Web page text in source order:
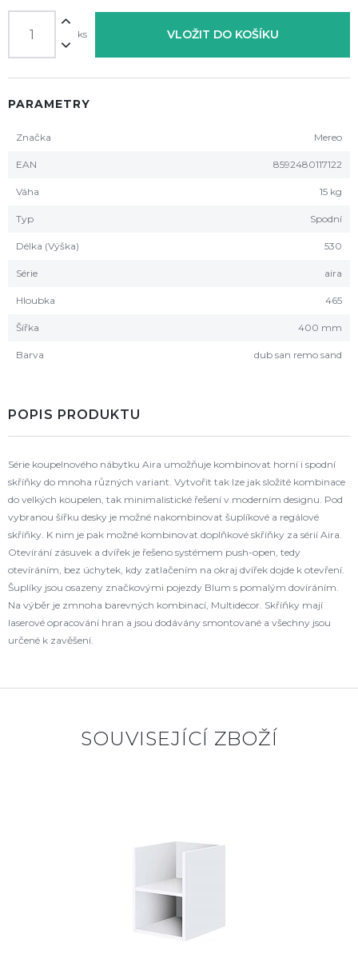
ks VLOŽIT DO KOŠÍKU
PARAMETRY
Značka Mereo
EAN 8592480117122
Váha 15 kg
Typ Spodní
Délka (Výška) 530
Série aira
Hloubka 465
Šířka 400 mm
Barva dub san remo sand
POPIS PRODUKTU
Série koupelnového nábytku Aira umožňuje kombinovat horní i spodní
skříňky do mnoha různých variant. Vytvořit tak lze jak složité kombinace
do velkých koupelen, tak minimalistické řešení v moderním designu. Pod
vybranou šířku desky je možné nakombinovat šuplíkové a regálové
skříňky. K nim je pak možné kombinovat doplňkové skříňky za sérií Aira.
Otevírání zásuvek a dvířek je řešeno systémem push-open, tedy
otevíráním, bez úchytek, kdy zatlačením na okraj dvířek dojde k otevření.
Šuplíky jsou osazeny značkovými pojezdy Blum s pomalým dovíráním.
Na výběr je zmnoha barevných kombinací, Multidecor. Skříňky mají
laserové opracování hran a jsou dodávány smontované a všechny jsou
určené k zavěšení.
SOUVISEJÍCÍ ZBOŽÍ